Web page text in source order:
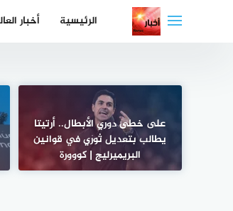
الرئيسية أخبار
على خطى دوري الأبطال.. أرتيتا
يطالب بتعديل ثوري في قوانين
البريميرليج | كووورة